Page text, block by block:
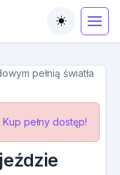
Toggle
Kup pełny dostęp!